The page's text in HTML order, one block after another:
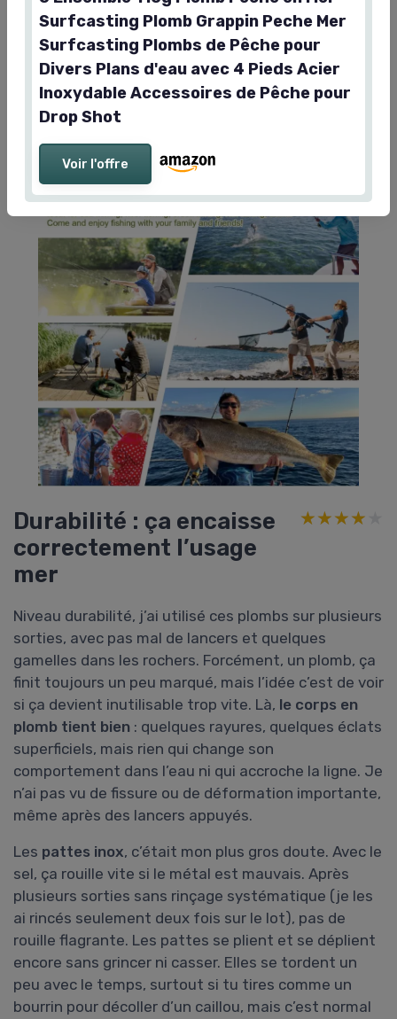
point de faire peur. Pas de bavures coupantes
autour des œillets, pas de pattes qui cassent net. Si
tu cherches des plombs éco-responsables sans
plomb, ce n’est clairement pas ça. Si tu veux juste
du matériel correct, qui ne s’effrite pas et qui tient
quelques saisons, ça coche les cases.
Durabilité : ça encaisse
correctement l’usage
mer
★★★★★
★★★★★
Niveau durabilité, j’ai utilisé ces plombs sur plusieurs
sorties, avec pas mal de lancers et quelques
gamelles dans les rochers. Forcément, un plomb, ça
finit toujours un peu marqué, mais l’idée c’est de voir
si ça devient inutilisable trop vite. Là, le corps en
plomb tient bien : quelques rayures, quelques éclats
superficiels, mais rien qui change son
comportement dans l’eau ni qui accroche la ligne. Je
n’ai pas vu de fissure ou de déformation importante,
même après des lancers appuyés.
Les pattes inox, c’était mon plus gros doute. Avec le
sel, ça rouille vite si le métal est mauvais. Après
plusieurs sorties sans rinçage systématique (je les
ai rincés seulement deux fois sur le lot), pas de
rouille flagrante. Les pattes se plient et se déplient
encore sans grincer ni casser. Elles se tordent un
peu avec le temps, surtout si tu tires comme un
bourrin pour décoller d’un caillou, mais c’est normal
Surfcasting Plomb Grappin Peche Mer
Surfcasting Plombs de Pêche pour
Divers Plans d'eau avec 4 Pieds Acier
Inoxydable Accessoires de Pêche pour
Drop Shot
Voir l'offre